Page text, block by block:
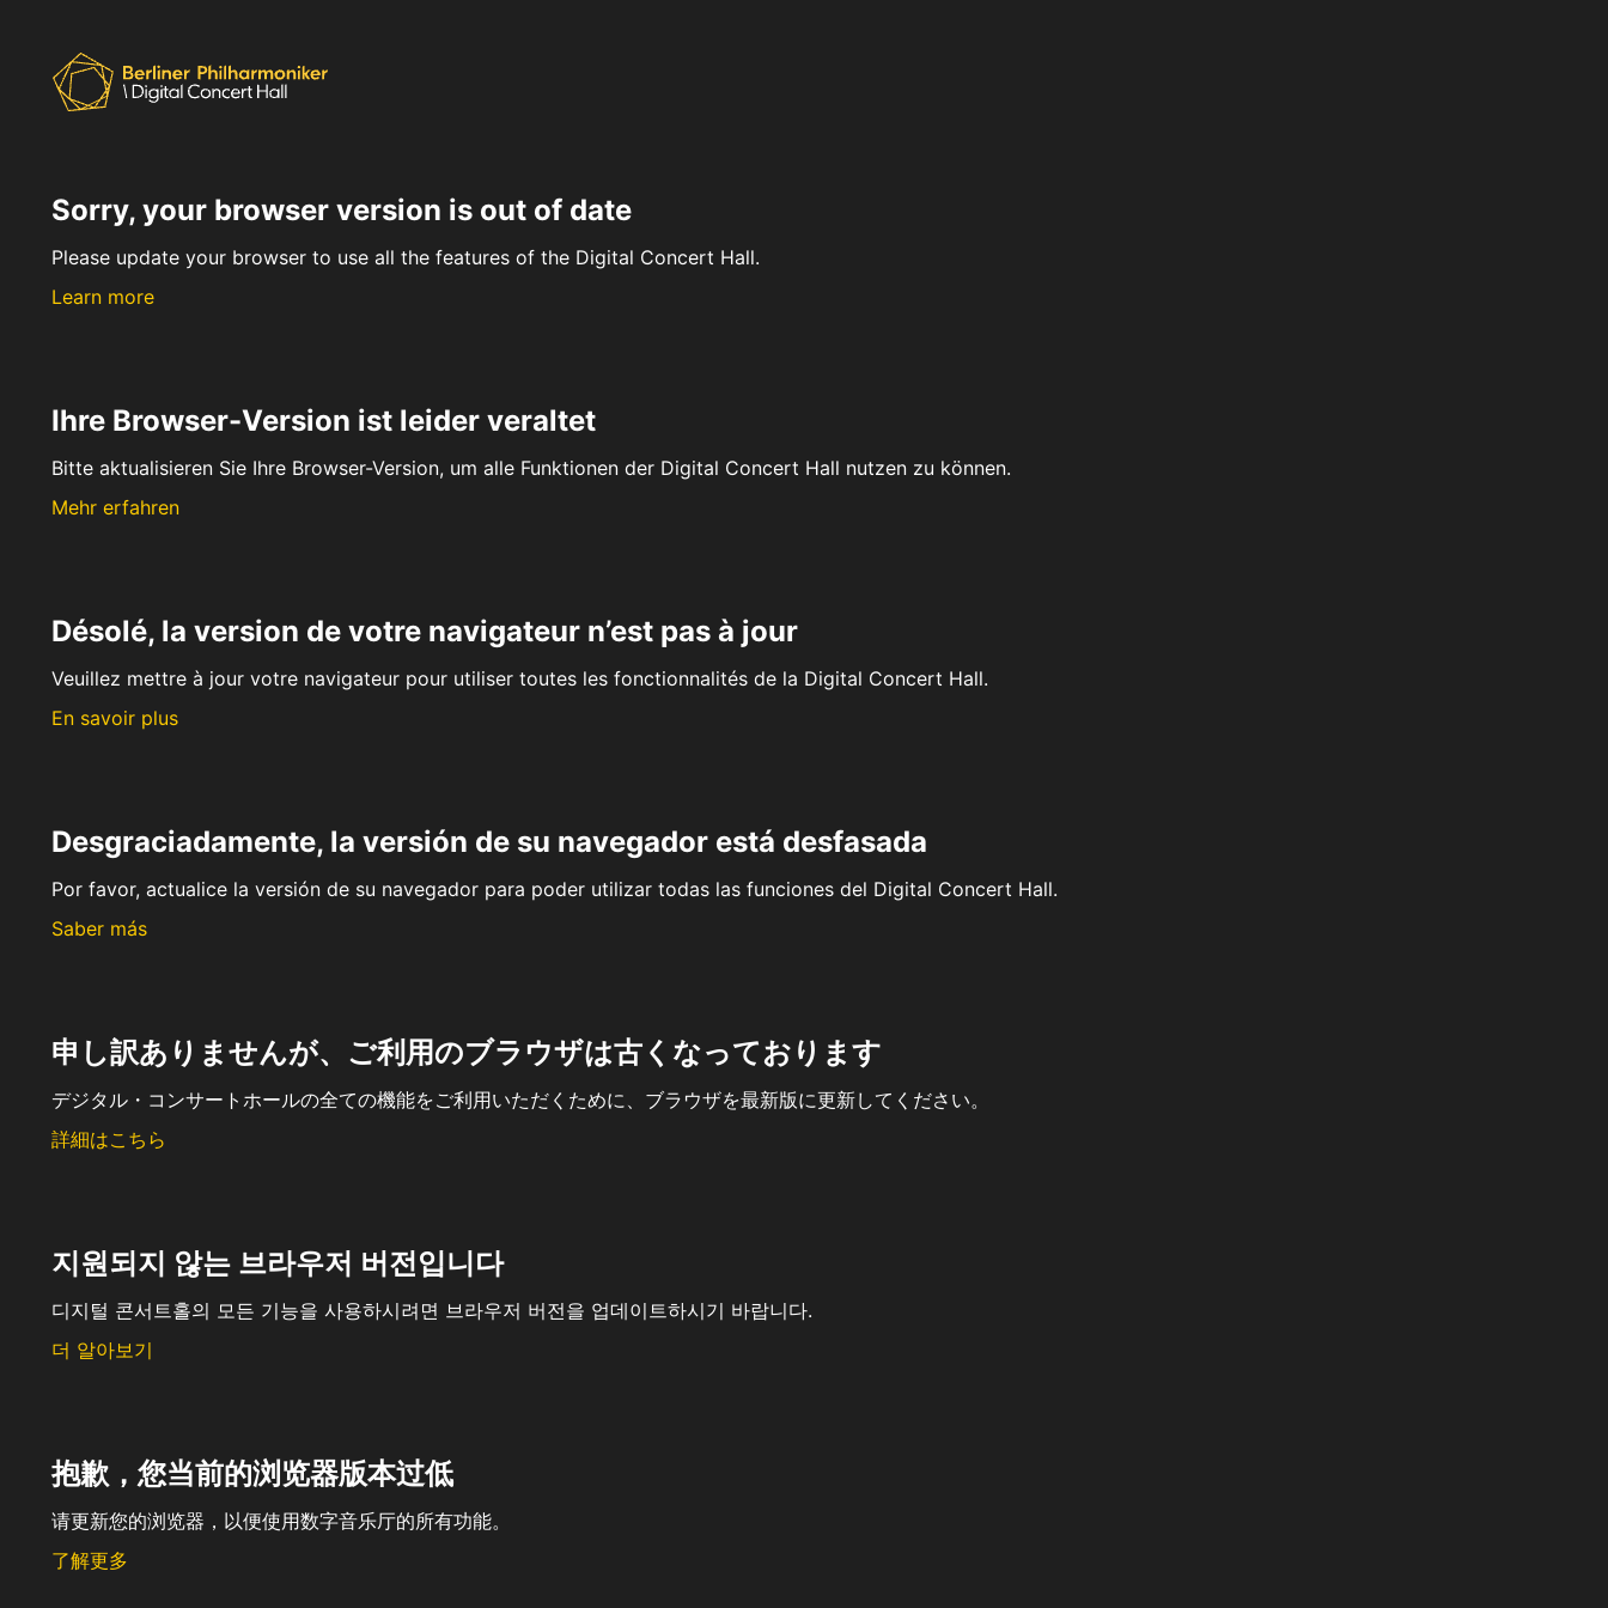
Sorry, your browser version is out of date
Please update your browser to use all the features of the Digital Concert Hall.
Learn more
Ihre Browser-Version ist leider veraltet
Bitte aktualisieren Sie Ihre Browser-Version, um alle Funktionen der Digital Concert Hall nutzen zu können.
Mehr erfahren
Désolé, la version de votre navigateur n’est pas à jour
Veuillez mettre à jour votre navigateur pour utiliser toutes les fonctionnalités de la Digital Concert Hall.
En savoir plus
Desgraciadamente, la versión de su navegador está desfasada
Por favor, actualice la versión de su navegador para poder utilizar todas las funciones del Digital Concert Hall.
Saber más
申し訳ありませんが、ご利用のブラウザは古くなっております
デジタル・コンサートホールの全ての機能をご利用いただくために、ブラウザを最新版に更新してください。
詳細はこちら
지원되지 않는 브라우저 버전입니다
디지털 콘서트홀의 모든 기능을 사용하시려면 브라우저 버전을 업데이트하시기 바랍니다.
더 알아보기
抱歉，您当前的浏览器版本过低
请更新您的浏览器，以便使用数字音乐厅的所有功能。
了解更多